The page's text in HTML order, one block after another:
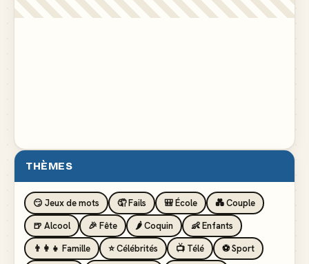
THÈMES
😏 Jeux de mots 🤦 Fails 🎒 École
💑 Couple
🍺 Alcool
🎉 Fête 🌶️ Coquin
👶 Enfants
👨‍👩‍👧 Famille
⭐ Célébrités 📺 Télé
⚽ Sport